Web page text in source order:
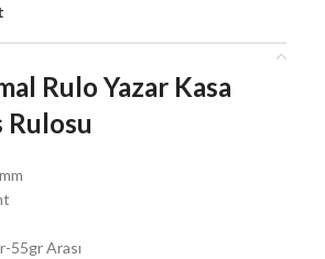
Rulo Yazar Kasa
Rulosu
55gr Arası